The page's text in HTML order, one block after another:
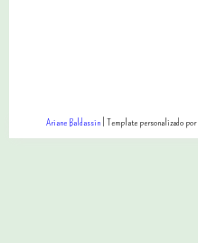
Ariane Baldassin| Template personalizado por